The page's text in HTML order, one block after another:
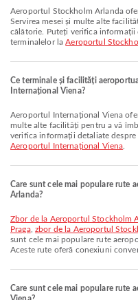
Aeroportul Stockholm Arlanda oferă Serviciu bancar/ATM, Zona de așteptare,
Servirea mesei și multe alte
călătorie. Puteți verifica
terminalelor laAeroportul
Ce terminale și facilități
Internațional Viena?
Aeroportul Internațional Viena oferă Scaun cu rotile, Închirieri auto, Taxi și
multe alte facilități pentru a vă
verifica informații detaliate
Aeroportul Internațional Viena
Care sunt cele mai populare rute
Arlanda?
zbor de la Aeroportul Stockholm Arlanda la Aeroportul Václav Havel din
Praga, zbor de la Aeroportul
sunt cele mai populare rute
Aceste rute oferă conexiuni
Care sunt cele mai populare rute